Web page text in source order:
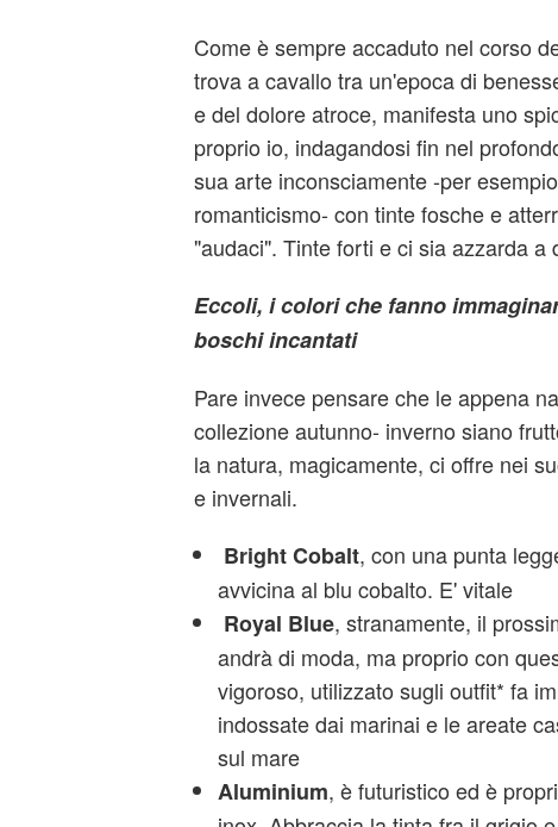
Come è sempre accaduto nel corso
trova a cavallo tra un'epoca di
e del dolore atroce, manifesta uno
proprio io, indagandosi fin nel
sua arte inconsciamente -per
romanticismo- con tinte fosche e
"audaci". Tinte forti e ci sia azzarda a
Eccoli, i colori che fanno
boschi incantati
Pare invece pensare che le appena
collezione autunno- inverno siano
la natura, magicamente, ci offre nei
e invernali.
Bright Cobalt, con una punta
avvicina al blu cobalto. E' vitale
Royal Blue, stranamente, il
andrà di moda, ma proprio con
vigoroso, utilizzato sugli outfit* fa
indossate dai marinai e le areate
sul mare
Aluminium, è futuristico ed è